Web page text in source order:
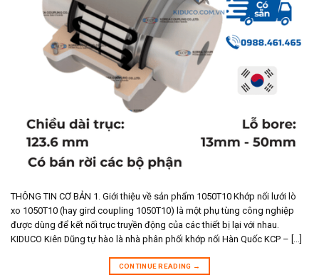
THÔNG TIN CƠ BẢN 1. Giới thiệu về sản phẩm 1050T10 Khớp nối lưới lò
xo 1050T10 (hay gird coupling 1050T10) là một phụ tùng công nghiệp
được dùng để kết nối trục truyền động của các thiết bị lại với nhau.
KIDUCO Kiên Dũng tự hào là nhà phân phối khớp nối Hàn Quốc KCP – […]
CONTINUE READING →